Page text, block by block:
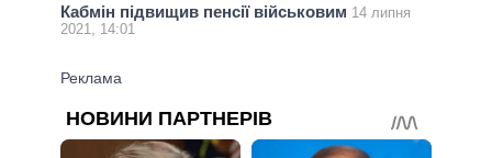
Кабмін підвищив пенсії військовим 14 липня
2021, 14:01